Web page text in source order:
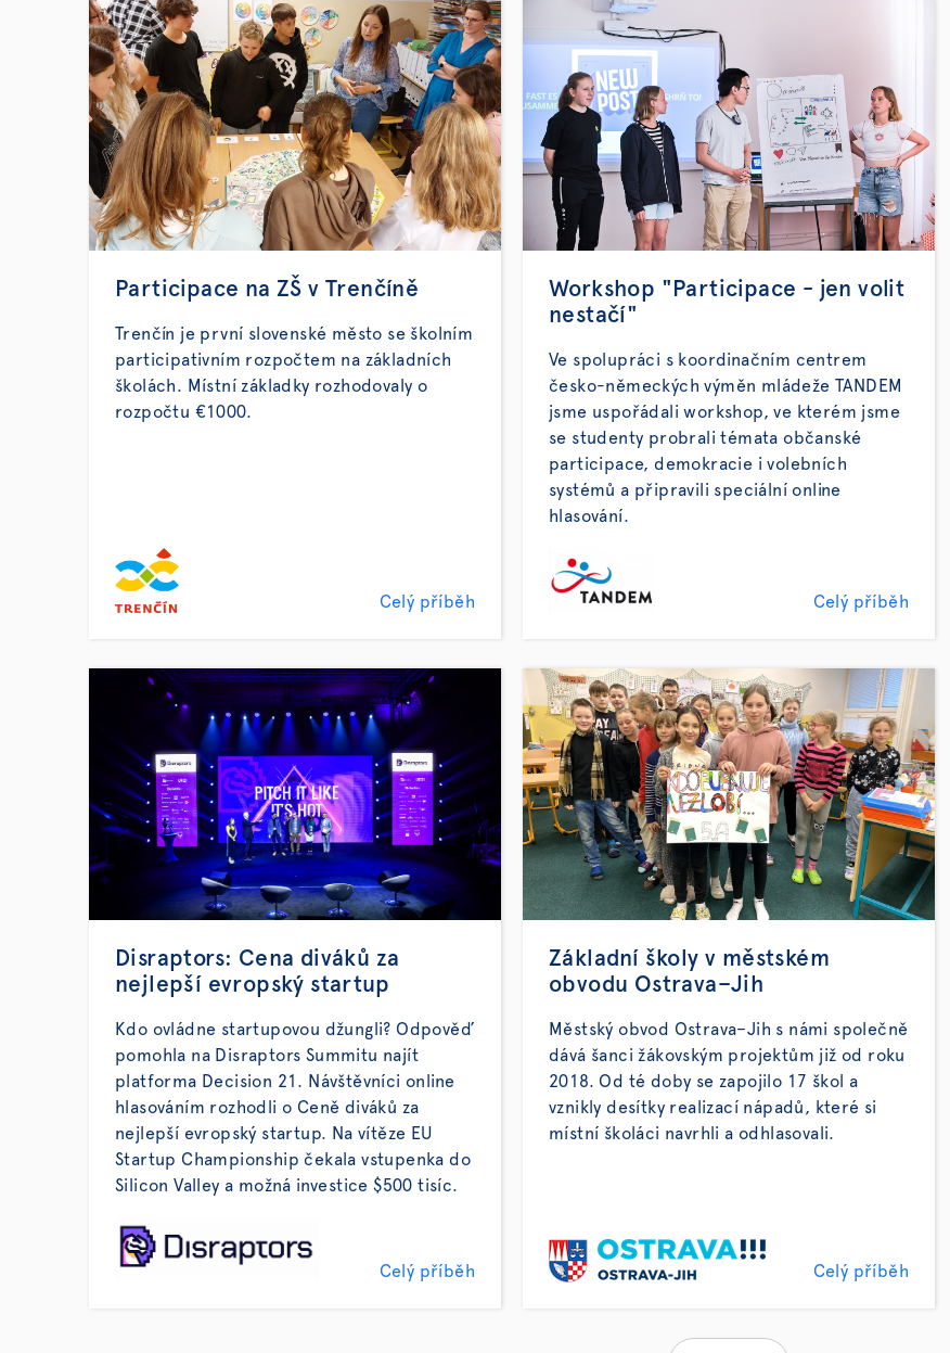
Participace na ZŠ v Trenčíně
Trenčín je první slovenské město se školním
participativním rozpočtem na základních
školách. Místní základky rozhodovaly o
rozpočtu €1000.
Celý příběh
Workshop "Participace - jen volit
nestačí"
Ve spolupráci s koordinačním centrem
česko-německých výměn mládeže TANDEM
jsme uspořádali workshop, ve kterém jsme
se studenty probrali témata občanské
participace, demokracie i volebních
systémů a připravili speciální online
hlasování.
Celý příběh
Disraptors: Cena diváků za
nejlepší evropský startup
Kdo ovládne startupovou džungli? Odpověď
pomohla na Disraptors Summitu najít
platforma Decision 21. Návštěvníci online
hlasováním rozhodli o Ceně diváků za
nejlepší evropský startup. Na vítěze EU
Startup Championship čekala vstupenka do
Silicon Valley a možná investice $500 tisíc.
Celý příběh
Základní školy v městském
obvodu Ostrava–Jih
Městský obvod Ostrava–Jih s námi společně
dává šanci žákovským projektům již od roku
2018. Od té doby se zapojilo 17 škol a
vznikly desítky realizací nápadů, které si
místní školáci navrhli a odhlasovali.
Celý příběh